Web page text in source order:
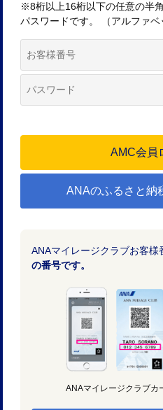
※8桁以上16桁以下の任意の半
パスワードです。 （アルファベ
ANAのふるさと納
ANAマイレージクラブお客様
の番号です。
ANAマイレージクラブカ